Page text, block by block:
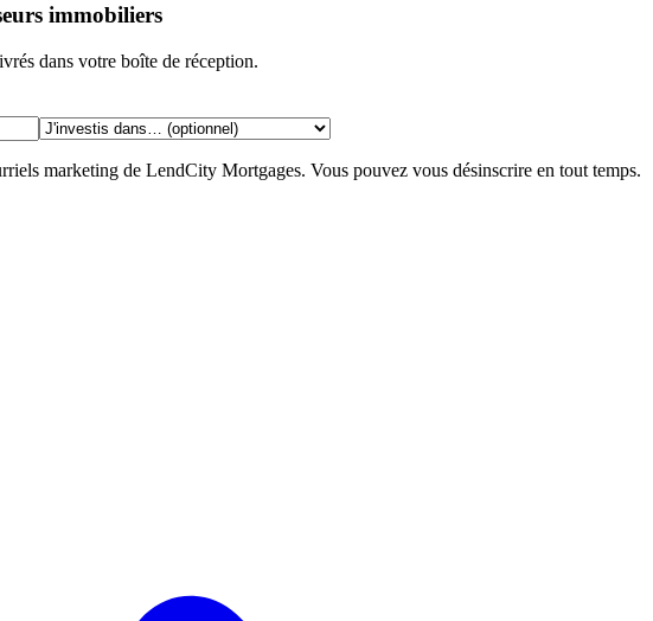
immobiliers
dans votre boîte de réception.
marketing de LendCity Mortgages. Vous pouvez vous désinscrire en tout temps.